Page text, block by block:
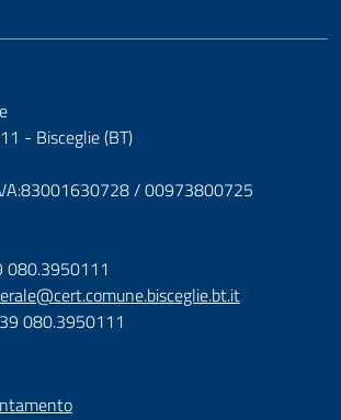
- Bisceglie (BT)
/ 00973800725
080.3950111
080.3950111